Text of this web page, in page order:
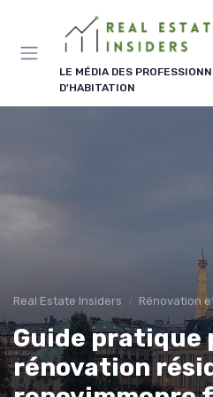
LE MÉDIA DES
D'HABITATION
Real Estate Insiders Rénovation
Guide pratique
rénovation